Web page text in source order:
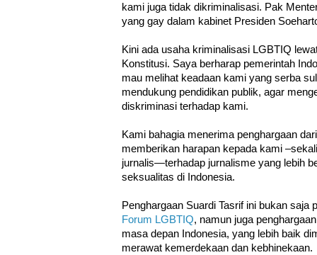
kami juga tidak dikriminalisasi. Pak
yang gay dalam kabinet Presiden
Kini ada usaha kriminalisasi LGBTIQ
Konstitusi. Saya berharap pemerintah
mau melihat keadaan kami yang serba
mendukung pendidikan publik, agar
diskriminasi terhadap kami.
Kami bahagia menerima penghargaan
memberikan harapan kepada kami
jurnalis—terhadap jurnalisme yang lebih
seksualitas di Indonesia.
Penghargaan Suardi Tasrif ini bukan saja
Forum LGBTIQ, namun juga
masa depan Indonesia, yang lebih baik
merawat kemerdekaan dan kebhinekaan.